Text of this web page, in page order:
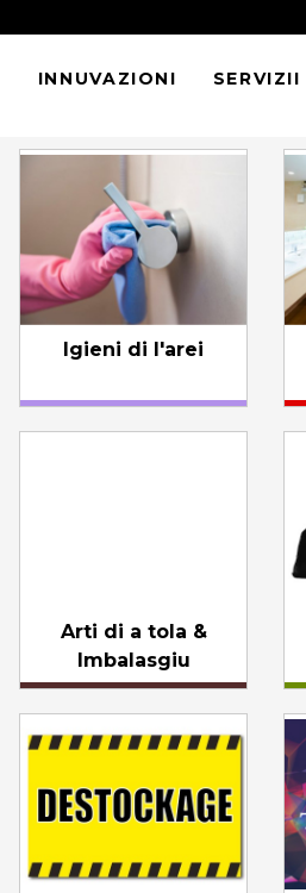
INNUVAZIONI SERVIZII
Igieni di l'arei
Arti di a tola &
Imbalasgiu